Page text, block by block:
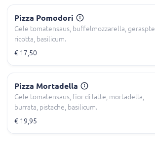
Pizza Pomodori
Gele tomatensaus, buffelmozzarella, geraspte
ricotta, basilicum.
€ 17,50
Pizza Mortadella
Gele tomatensaus, fior di latte, mortadella,
burrata, pistache, basilicum.
€ 19,95